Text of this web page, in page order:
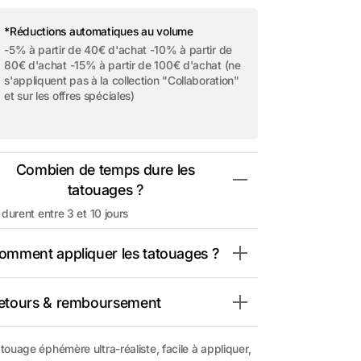
des
supports
multimédia
dans
Tatouage
éphémère
&quot;Quill
-
Pack&quot;
Tatouage
éphémère
&quot;Quill
-
Pack&quot;
*Réductions automatiques au volume
-5% à partir de 40€ d'achat -10% à partir de
80€ d'achat -15% à partir de 100€ d'achat (ne
s'appliquent pas à la collection "Collaboration"
et sur les offres spéciales)
Combien de temps dure les
tatouages ?
durent entre 3 et 10 jours
appliquer les tatouages ?
& remboursement
éphémère ultra-réaliste, facile à appliquer,